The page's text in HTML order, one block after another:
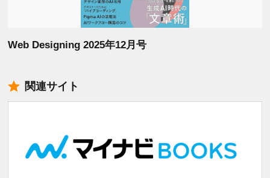
Web Designing 2025年12月号
関連サイト